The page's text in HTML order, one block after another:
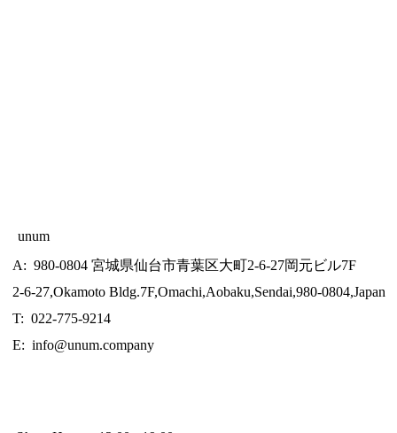
unum
A: 980-0804 宮城県仙台市青葉区大町2-6-27岡元ビル7F
2-6-27,Okamoto Bldg.7F,Omachi,Aobaku,Sendai,980-0804,Japan
T: 022-775-9214
E: info@unum.company